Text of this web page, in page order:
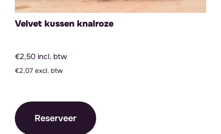
Velvet kussen knalroze
€2,50 incl. btw
€2,07 excl. btw
Reserveer